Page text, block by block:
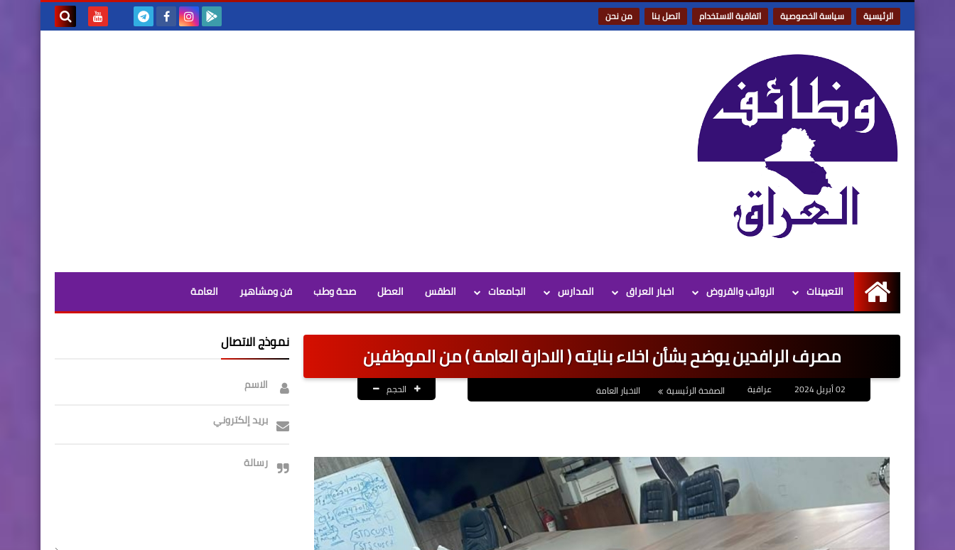
الرئيسية سياسة الخصوصية اتفاقية الاستخدام اتصل بنا من نحن
الرئيسية
التعيينات الرواتب والقروض اخبار العراق المدارس الجامعات الطقس العطل صحة وطب فن ومشاهير العامة
مصرف الرافدين يوضح بشأن اخلاء بنايته ( الادارة العامة ) من الموظفين
عراقية الصفحة الرئيسية الاخبار العامة الحجم
نموذج الاتصال
الاسم
بريد إلكتروني
رسالة